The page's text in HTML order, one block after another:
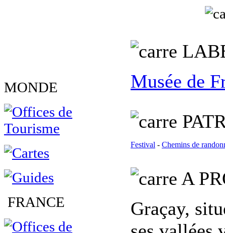
MONDE
FRANCE
L
Musée de
Festival - Chemins de
A
Graçay,